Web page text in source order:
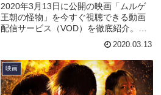
2020年3月13日に公開の映画「ムルゲ
王朝の怪物」を今すぐ視聴できる動画
配信サービス（VOD）を徹底紹介。あ
らすじやキャスト・声優、スタッフ、
主題歌の情報はもちろん、実際に見た
人の感想やレビューもまとめていま
す。
2020.03.13
映画